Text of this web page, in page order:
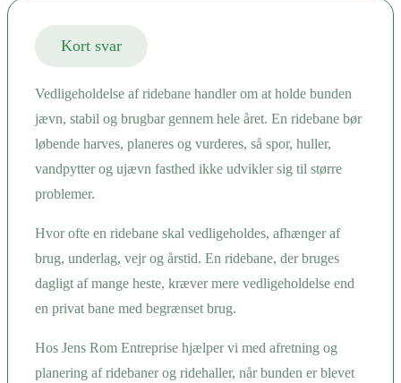
Kort svar
Vedligeholdelse af ridebane handler om at holde bunden
jævn, stabil og brugbar gennem hele året. En ridebane bør
løbende harves, planeres og vurderes, så spor, huller,
vandpytter og ujævn fasthed ikke udvikler sig til større
problemer.
Hvor ofte en ridebane skal vedligeholdes, afhænger af
brug, underlag, vejr og årstid. En ridebane, der bruges
dagligt af mange heste, kræver mere vedligeholdelse end
en privat bane med begrænset brug.
Hos Jens Rom Entreprise hjælper vi med afretning og
planering af ridebaner og ridehaller, når bunden er blevet